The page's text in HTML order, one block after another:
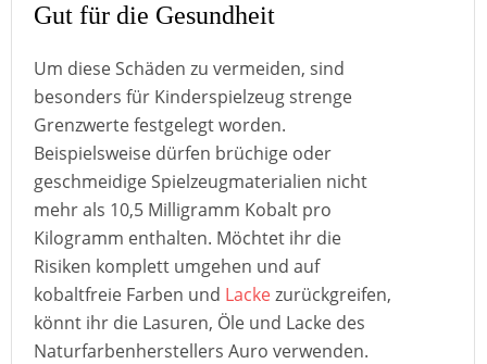
Gut für die Gesundheit
Um diese Schäden zu vermeiden, sind
besonders für Kinderspielzeug strenge
Grenzwerte festgelegt worden.
Beispielsweise dürfen brüchige oder
geschmeidige Spielzeugmaterialien nicht
mehr als 10,5 Milligramm Kobalt pro
Kilogramm enthalten. Möchtet ihr die
Risiken komplett umgehen und auf
kobaltfreie Farben und Lackezurückgreifen,
könnt ihr die Lasuren, Öle und Lacke des
Naturfarbenherstellers Auro verwenden.